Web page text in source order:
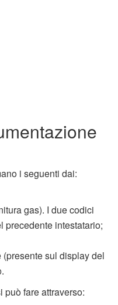
i seguenti dai:
gas). I due codici
precedente intestatario;
(presente sul display del
può fare attraverso: